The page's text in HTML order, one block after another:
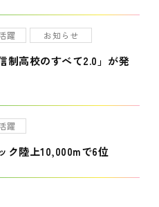
躍 お知らせ
制高校のすべて2.0」が発
躍
ク陸上10,000mで6位